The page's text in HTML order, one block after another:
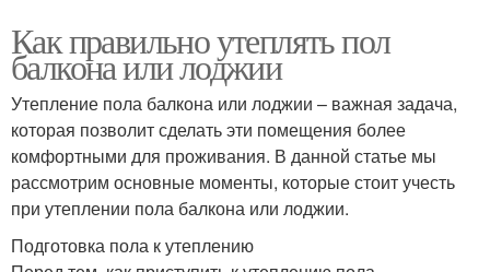
Как правильно утеплять пол
балкона или лоджии
Утепление пола балкона или лоджии – важная задача,
которая позволит сделать эти помещения более
комфортными для проживания. В данной статье мы
рассмотрим основные моменты, которые стоит учесть
при утеплении пола балкона или лоджии.
Подготовка пола к утеплению